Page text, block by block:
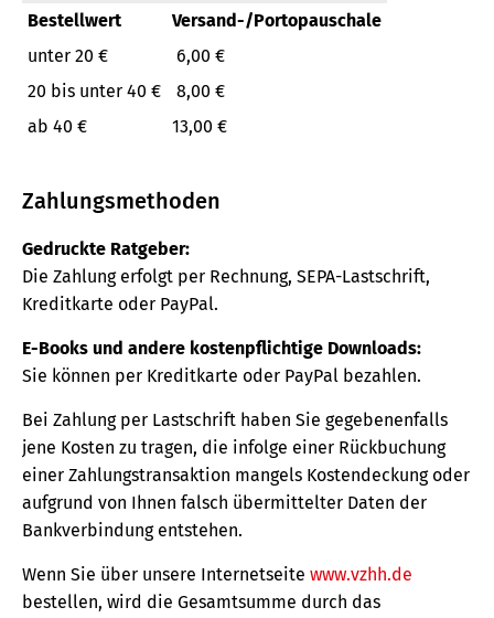
Bestellwert
Versand-/Portopauschale
unter 20 €
6,00 €
20 bis unter 40 €
8,00 €
ab 40 €
13,00 €
Zahlungsmethoden
Gedruckte Ratgeber:
Die Zahlung erfolgt per Rechnung, SEPA-Lastschrift,
Kreditkarte oder PayPal.
E-Books und andere kostenpflichtige Downloads:
Sie können per Kreditkarte oder PayPal bezahlen.
Bei Zahlung per Lastschrift haben Sie gegebenenfalls
jene Kosten zu tragen, die infolge einer Rückbuchung
einer Zahlungstransaktion mangels Kostendeckung oder
aufgrund von Ihnen falsch übermittelter Daten der
Bankverbindung entstehen.
Wenn Sie über unsere Internetseite www.vzhh.de
bestellen, wird die Gesamtsumme durch das